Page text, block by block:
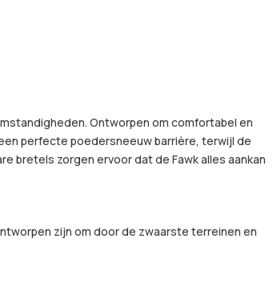
Ontworpen om comfortabel en
perfecte poedersneeuw barrière, terwijl de
bretels zorgen ervoor dat de Fawk alles aankan
zijn om door de zwaarste terreinen en